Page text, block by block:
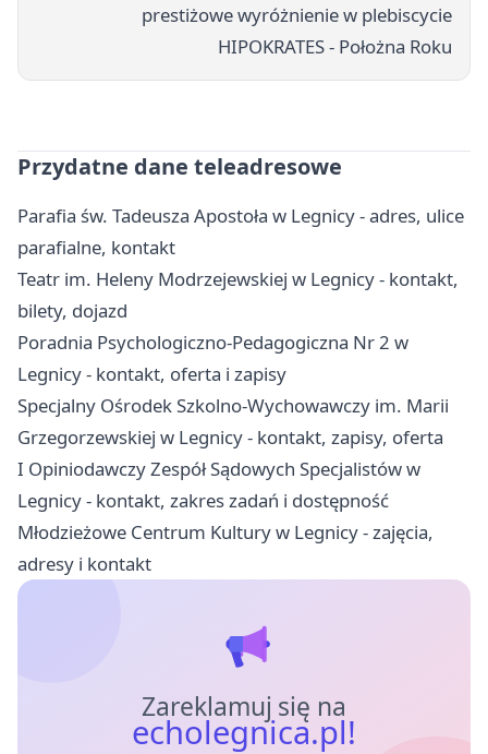
prestiżowe wyróżnienie w plebiscycie
HIPOKRATES - Położna Roku
Przydatne dane teleadresowe
Parafia św. Tadeusza Apostoła w Legnicy - adres, ulice
parafialne, kontakt
Teatr im. Heleny Modrzejewskiej w Legnicy - kontakt,
bilety, dojazd
Poradnia Psychologiczno-Pedagogiczna Nr 2 w
Legnicy - kontakt, oferta i zapisy
Specjalny Ośrodek Szkolno-Wychowawczy im. Marii
Grzegorzewskiej w Legnicy - kontakt, zapisy, oferta
I Opiniodawczy Zespół Sądowych Specjalistów w
Legnicy - kontakt, zakres zadań i dostępność
Młodzieżowe Centrum Kultury w Legnicy - zajęcia,
adresy i kontakt
Zareklamuj się na
echolegnica.pl!